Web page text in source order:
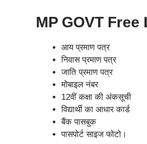
MP GOVT Free
आय प्रमाण पत्र
निवास प्रमाण पत्र
जाति प्रमाण पत्र
मोबाइल नंबर
12वीं कक्षा की अंकसूची
विद्यार्थी का आधार कार्ड
बैंक पासबुक
पासपोर्ट साइज फोटो।